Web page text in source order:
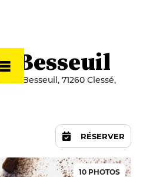
Besseuil
de Besseuil, 71260 Clessé,
RÉSERVER
10 PHOTOS